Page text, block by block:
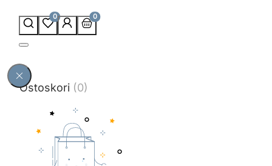
0 0
Ostoskori (0)